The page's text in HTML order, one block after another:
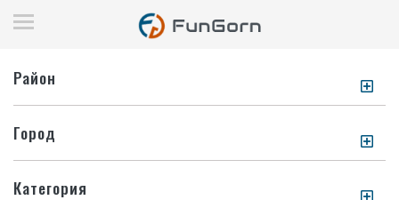
Район
Город
Категория